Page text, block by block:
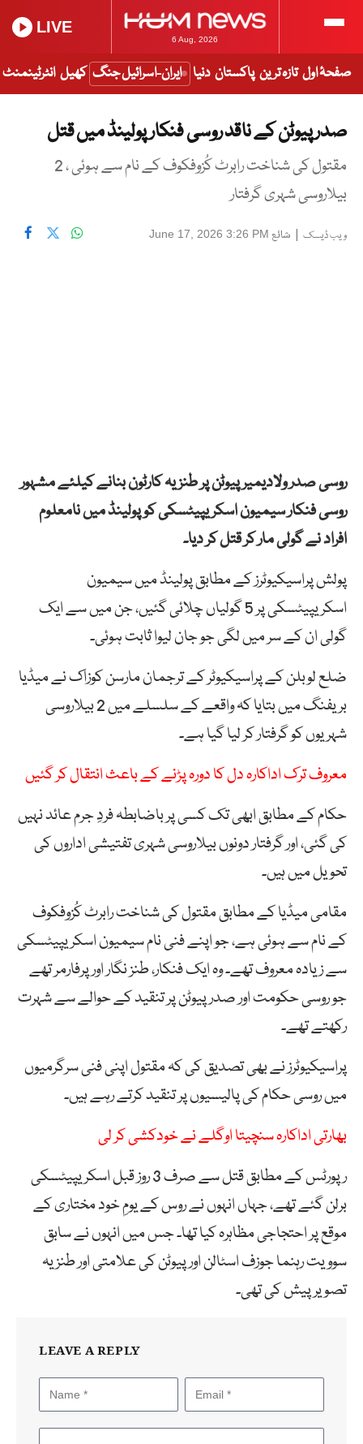
6 Aug, 2026
LIVE
صفحۂ اول تازہ ترین پاکستان دنیا ایران-اسرائیل جنگ کھیل انٹرٹینمنٹ
صدر پیوٹن کے ناقد روسی فنکار پولینڈ میں قتل
مقتول کی شناخت رابرٹ کُزوفکوف کے نام سے ہوئی ، 2
بیلاروسی شہری گرفتار
ویب ڈیسک | شائع June 17, 2026 3:26 PM
روسی صدر ولادیمیر پیوٹن پر طنزیہ کارٹون بنانے کیلئے مشہور
روسی فنکار سیمیون اسکریپیٹسکی کو پولینڈ میں نامعلوم
افراد نے گولی مار کر قتل کر دیا۔
پولش پراسیکیوٹرز کے مطابق پولینڈ میں سیمیون
اسکریپیٹسکی پر 5 گولیاں چلائی گئیں، جن میں سے ایک
گولی ان کے سر میں لگی جو جان لیوا ثابت ہوئی۔
ضلع لوبلن کے پراسیکیوٹر کے ترجمان مارسن کوزاک نے میڈیا
بریفنگ میں بتایا کہ واقعے کے سلسلے میں 2 بیلاروسی
شہریوں کو گرفتار کر لیا گیا ہے۔
معروف ترک اداکارہ دل کا دورہ پڑنے کے باعث انتقال کر گئیں
حکام کے مطابق ابھی تک کسی پر باضابطہ فردِ جرم عائد نہیں
کی گئی، اور گرفتار دونوں بیلاروسی شہری تفتیشی اداروں کی
تحویل میں ہیں۔
مقامی میڈیا کے مطابق مقتول کی شناخت رابرٹ کُزوفکوف
کے نام سے ہوئی ہے، جو اپنے فنی نام سیمیون اسکریپیٹسکی
سے زیادہ معروف تھے۔ وہ ایک فنکار، طنز نگار اور پرفارمر تھے
جو روسی حکومت اور صدر پیوٹن پر تنقید کے حوالے سے شہرت
رکھتے تھے۔
پراسیکیوٹرز نے بھی تصدیق کی کہ مقتول اپنی فنی سرگرمیوں
میں روسی حکام کی پالیسیوں پر تنقید کرتے رہے ہیں۔
بھارتی اداکارہ سنچیتا اوگلے نے خودکشی کر لی
رپورٹس کے مطابق قتل سے صرف 3 روز قبل اسکریپیٹسکی
برلن گئے تھے، جہاں انہوں نے روس کے یومِ خود مختاری کے
موقع پر احتجاجی مظاہرہ کیا تھا۔ جس میں انہوں نے سابق
سوویت رہنما جوزف اسٹالن اور پیوٹن کی علامتی اور طنزیہ
تصویر پیش کی تھی۔
LEAVE A REPLY